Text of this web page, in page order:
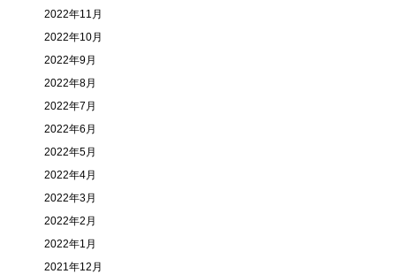
2022年11月
2022年10月
2022年9月
2022年8月
2022年7月
2022年6月
2022年5月
2022年4月
2022年3月
2022年2月
2022年1月
2021年12月